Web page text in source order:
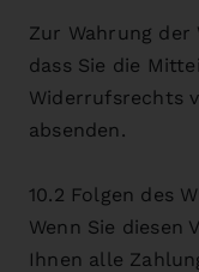
Zur Wahrung
dass Sie die
Widerrufsrechts
absenden.
10.2 Folgen des
Wenn Sie diesen
Ihnen alle